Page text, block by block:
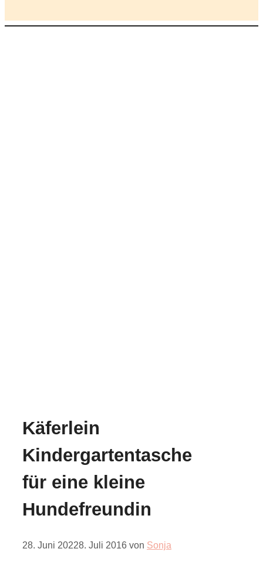
Käferlein
Kindergartentasche
für eine kleine
Hundefreundin
28. Juni 20228. Juli 2016 von Sonja